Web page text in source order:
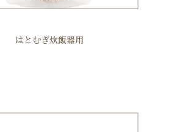
はとむぎ炊飯器用